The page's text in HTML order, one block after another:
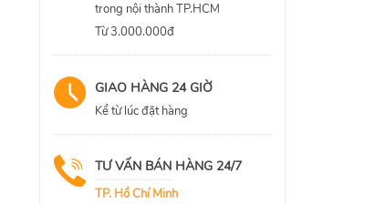
trong nội thành TP.HCM
Từ 3.000.000đ
GIAO HÀNG 24 GIỜ
Kể từ lúc đặt hàng
TƯ VẤN BÁN HÀNG 24/7
TP. Hồ Chí Minh